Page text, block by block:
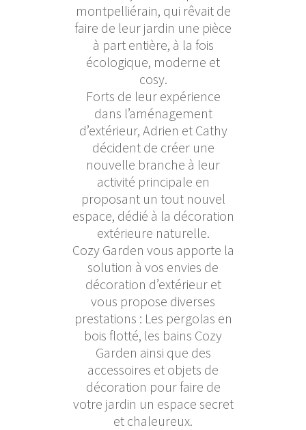
montpelliérain, qui rêvait de
faire de leur jardin une pièce
à part entière, à la fois
écologique, moderne et
cosy.
Forts de leur expérience
dans l’aménagement
d’extérieur, Adrien et Cathy
décident de créer une
nouvelle branche à leur
activité principale en
proposant un tout nouvel
espace, dédié à la décoration
extérieure naturelle.
Cozy Garden vous apporte la
solution à vos envies de
décoration d’extérieur et
vous propose diverses
prestations : Les pergolas en
bois flotté, les bains Cozy
Garden ainsi que des
accessoires et objets de
décoration pour faire de
votre jardin un espace secret
et chaleureux.